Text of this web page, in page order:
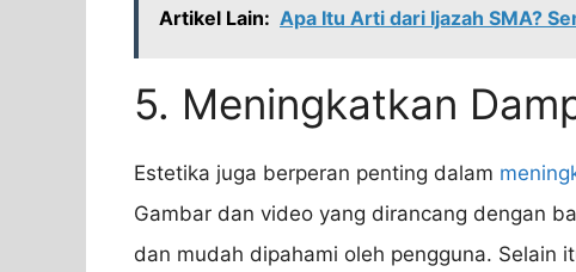
Artikel Lain: Apa Itu Arti dari Ijazah SMA?
5. Meningkatkan
Estetika juga berperan penting dalam
Gambar dan video yang dirancang dengan
dan mudah dipahami oleh pengguna. Selain